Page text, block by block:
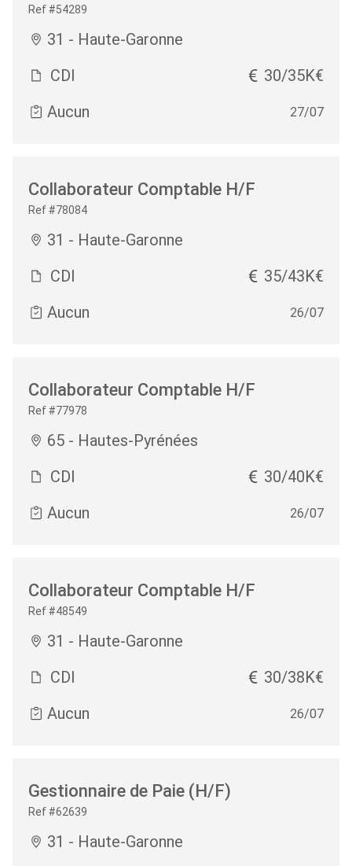
Ref #54289
31 - Haute-Garonne
CDI
30/35K€
Aucun
27/07
Collaborateur Comptable H/F
Ref #78084
31 - Haute-Garonne
CDI
35/43K€
Aucun
26/07
Collaborateur Comptable H/F
Ref #77978
65 - Hautes-Pyrénées
CDI
30/40K€
Aucun
26/07
Collaborateur Comptable H/F
Ref #48549
31 - Haute-Garonne
CDI
30/38K€
Aucun
26/07
Gestionnaire de Paie (H/F)
Ref #62639
31 - Haute-Garonne